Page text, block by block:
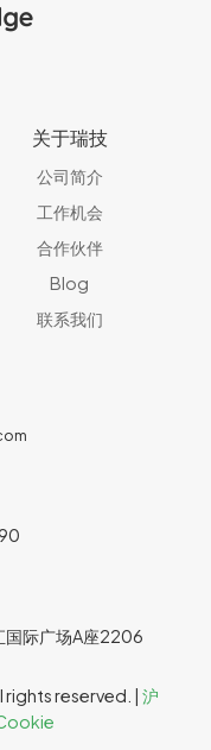
关于瑞技
公司简介
工作机会
合作伙伴
Blog
联系我们
国际广场A座2206
rights reserved. | 沪